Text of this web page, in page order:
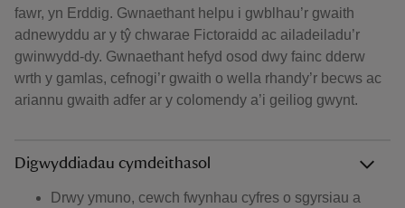
fawr, yn Erddig. Gwnaethant helpu i gwblhau’r gwaith
adnewyddu ar y tŷ chwarae Fictoraidd ac ailadeiladu’r
gwinwydd-dy. Gwnaethant hefyd osod dwy fainc dderw
wrth y gamlas, cefnogi’r gwaith o wella rhandy’r becws ac
ariannu gwaith adfer ar y colomendy a’i geiliog gwynt.
Digwyddiadau cymdeithasol
Drwy ymuno, cewch fwynhau cyfres o sgyrsiau a